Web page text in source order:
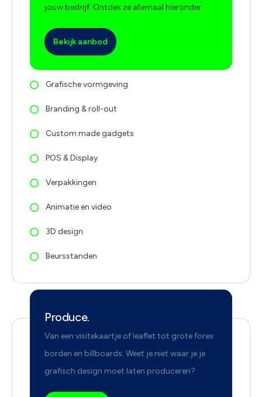
jouw bedrijf. Ontdek ze allemaal hieronder.
Bekijk aanbod
Grafische vormgeving
Branding & roll-out
Custom made gadgets
POS & Display
Verpakkingen
Animatie en video
3D design
Beursstanden
Produce.
Van een visitekaartje of leaflet tot grote forex
borden en billboards. Weet je niet waar je je
grafisch design moet laten produceren?